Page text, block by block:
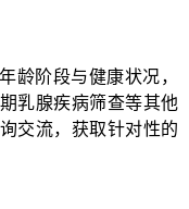
龄阶段与健康状况，
乳腺疾病筛查等其他
交流，获取针对性的